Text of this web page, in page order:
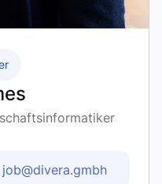
job@divera.gmbh